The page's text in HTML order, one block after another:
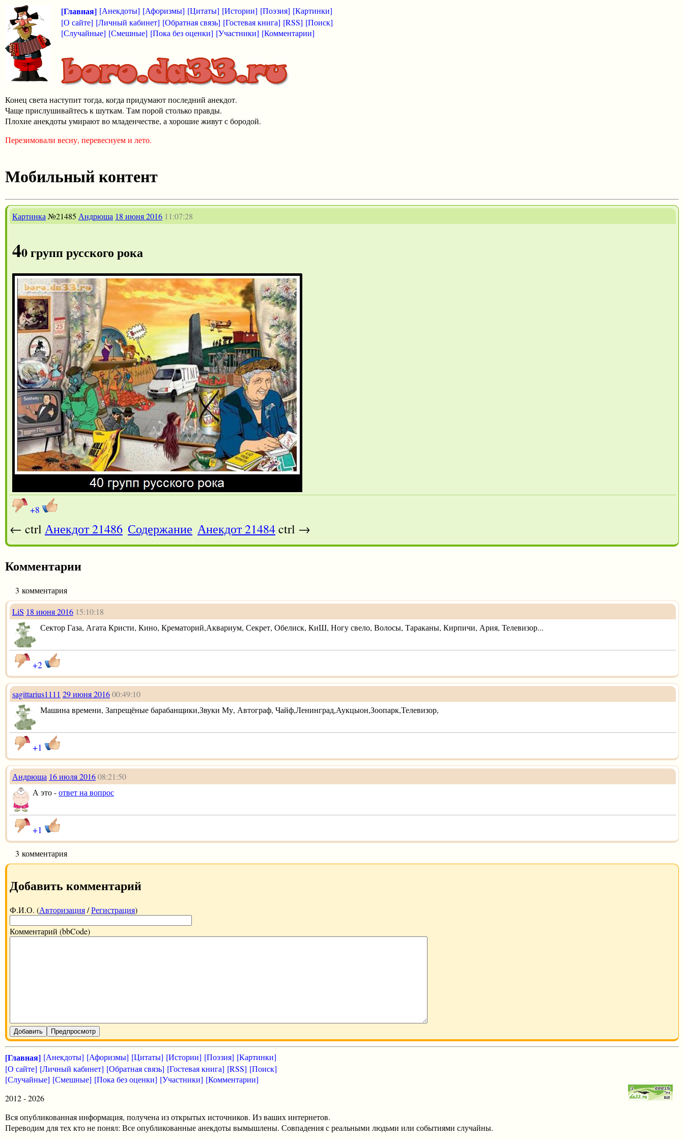
[Главная] [Анекдоты] [Афоризмы] [Цитаты] [Истории] [Поэзия] [Картинки]
[О сайте] [Личный кабинет] [Обратная связь] [Гостевая книга] [RSS] [Поиск]
[Случайные] [Смешные] [Пока без оценки] [Участники] [Комментарии]
Конец света наступит тогда, когда придумают последний анекдот.
Чаще прислушивайтесь к шуткам. Там порой столько правды.
Плохие анекдоты умирают во младенчестве, а хорошие живут с бородой.
Перезимовали весну, перевеснуем и лето.
Мобильный контент
Картинка №21485 Андрюша 18 июня 2016 11:07:28
40 групп русского рока
+8
← ctrl Анекдот 21486 Содержание Анекдот 21484ctrl →
Комментарии
3 комментария
LiS 18 июня 2016 15:10:18
Сектор Газа, Агата Кристи, Кино, Крематорий,Аквариум, Секрет, Обелиск, КиШ, Ногу свело, Волосы, Тараканы, Кирпичи, Ария, Телевизор...
+2
sagittarius1111 29 июня 201600:49:10
Машина времени, Запрещёные барабанщики,Звуки Му, Автограф, Чайф,Ленинград,Аукцыон,Зоопарк,Телевизор,
+1
Андрюша 16 июля 201608:21:50
А это -ответ на вопрос
+1
3 комментария
Добавить комментарий
Ф.И.О. (Авторизация/Регистрация)
Комментарий (bbCode)
Добавить Предпросмотр
[Главная] [Анекдоты] [Афоризмы] [Цитаты] [Истории] [Поэзия] [Картинки]
[О сайте] [Личный кабинет] [Обратная связь] [Гостевая книга] [RSS] [Поиск]
[Случайные] [Смешные] [Пока без оценки] [Участники] [Комментарии]
2012 - 2026
Вся опубликованная информация, получена из открытых источников. Из ваших интернетов.
Переводим для тех кто не понял: Все опубликованные анекдоты вымышлены. Совпадения с реальными людьми или событиями случайны.